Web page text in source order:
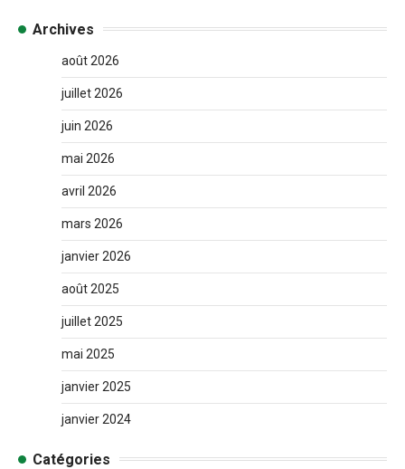
Archives
août 2026
juillet 2026
juin 2026
mai 2026
avril 2026
mars 2026
janvier 2026
août 2025
juillet 2025
mai 2025
janvier 2025
janvier 2024
Catégories